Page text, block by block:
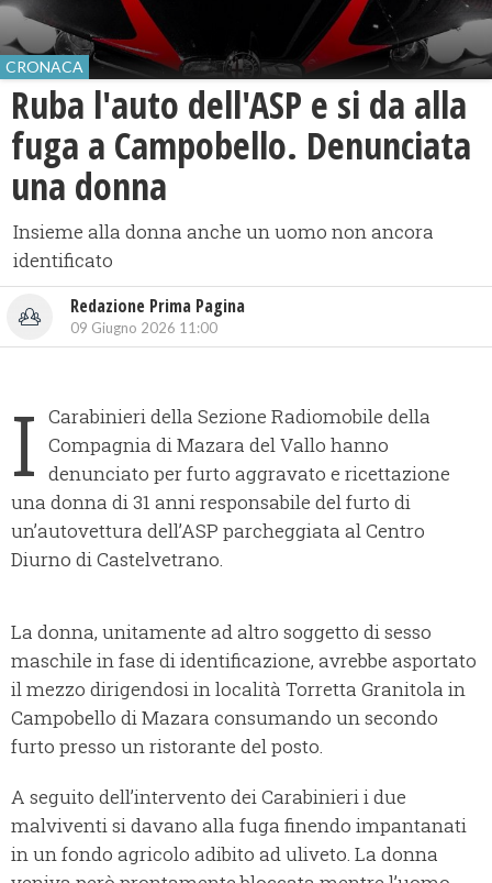
CRONACA
Ruba l'auto dell'ASP e si da alla
fuga a Campobello. Denunciata
una donna
Insieme alla donna anche un uomo non ancora
identificato
Redazione Prima Pagina
09 Giugno 2026 11:00
I Carabinieri della Sezione Radiomobile della
Compagnia di Mazara del Vallo hanno
denunciato per furto aggravato e ricettazione
una donna di 31 anni responsabile del furto di
un’autovettura dell’ASP parcheggiata al Centro
Diurno di Castelvetrano.
La donna, unitamente ad altro soggetto di sesso
maschile in fase di identificazione, avrebbe asportato
il mezzo dirigendosi in località Torretta Granitola in
Campobello di Mazara consumando un secondo
furto presso un ristorante del posto.
A seguito dell’intervento dei Carabinieri i due
malviventi si davano alla fuga finendo impantanati
in un fondo agricolo adibito ad uliveto. La donna